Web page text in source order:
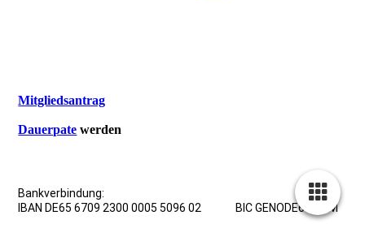
Mitgliedsantrag
Dauerpate werden
Bankverbindung:
IBAN DE65 6709 2300 0005 5096 02 BIC GENODE61WNM